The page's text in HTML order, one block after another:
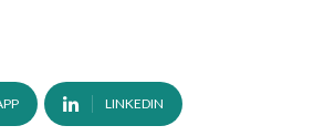
LINKEDIN